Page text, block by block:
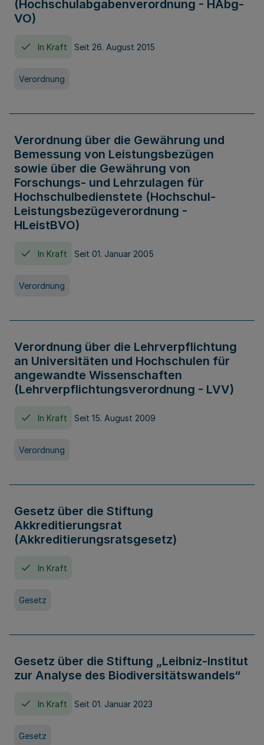
(Hochschulabgabenverordnung - HAbg-
VO)
In Kraft Seit 26. August 2015
Verordnung
Verordnung über die Gewährung und
Bemessung von Leistungsbezügen
sowie über die Gewährung von
Forschungs- und Lehrzulagen für
Hochschulbedienstete (Hochschul-
Leistungsbezügeverordnung -
HLeistBVO)
In Kraft Seit 01. Januar 2005
Verordnung
Verordnung über die Lehrverpflichtung
an Universitäten und Hochschulen für
angewandte Wissenschaften
(Lehrverpflichtungsverordnung - LVV)
In Kraft Seit 15. August 2009
Verordnung
Gesetz über die Stiftung
Akkreditierungsrat
(Akkreditierungsratsgesetz)
In Kraft
Gesetz
Gesetz über die Stiftung „Leibniz-Institut
zur Analyse des Biodiversitätswandels“
In Kraft Seit 01. Januar 2023
Gesetz